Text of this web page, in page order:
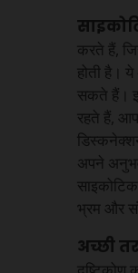
करते हैं,
होती है।
सकते हैं।
रहते हैं,
अपने
भ्रम और
अच्छी